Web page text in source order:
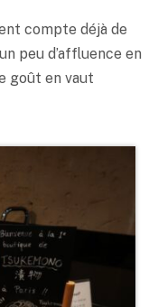
compte déjà de
peu d’affluence en
goût en vaut